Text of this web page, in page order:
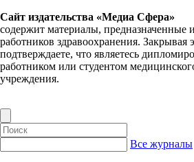
Сайт издательства «Медиа Сфера»
содержит материалы, предназначенные
работников здравоохранения.
подтверждаете, что являетесь
работником или студентом
учреждения.
Все журналы